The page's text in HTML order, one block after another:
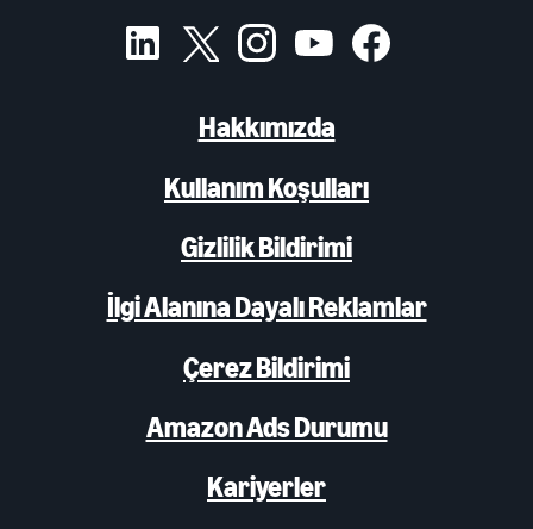
Hakkımızda
Kullanım Koşulları
Gizlilik Bildirimi
İlgi Alanına Dayalı Reklamlar
Çerez Bildirimi
Amazon Ads Durumu
Kariyerler